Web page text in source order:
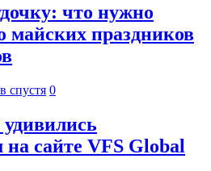
что нужно
майских праздников
спустя 0
сайте VFS Global